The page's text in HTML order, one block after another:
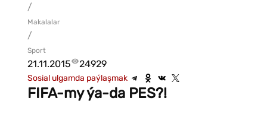
/
Makalalar
/
Sport
21.11.2015 24929
Sosial ulgamda paýlaşmak
FIFA-my ýa-da PES?!